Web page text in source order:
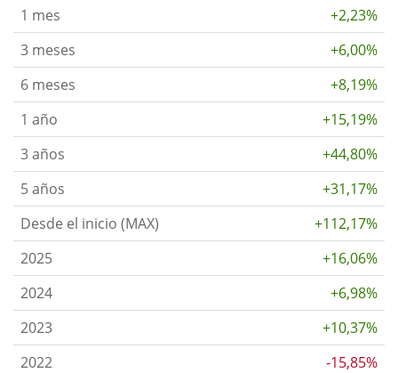
1 mes
+2,23%
3 meses
+6,00%
6 meses
+8,19%
1 año
+15,19%
3 años
+44,80%
5 años
+31,17%
Desde el inicio (MAX)
+112,17%
2025
+16,06%
2024
+6,98%
2023
+10,37%
2022
-15,85%